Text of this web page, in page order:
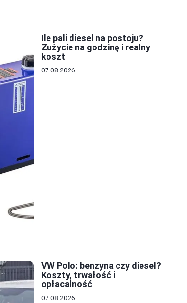
Ile pali diesel na postoju?
Zużycie na godzinę i realny
koszt
07.08.2026
VW Polo: benzyna czy diesel?
Koszty, trwałość i
opłacalność
07.08.2026